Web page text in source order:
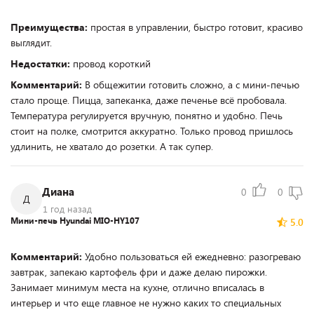
Преимущества: простая в управлении, быстро готовит, красиво
выглядит.
Недостатки: провод короткий
Комментарий: В общежитии готовить сложно, а с мини-печью
стало проще. Пицца, запеканка, даже печенье всё пробовала.
Температура регулируется вручную, понятно и удобно. Печь
стоит на полке, смотрится аккуратно. Только провод пришлось
удлинить, не хватало до розетки. А так супер.
Д
Диана
1 год назад
0 0
5.0
Мини-печь Hyundai MIO-HY107
Комментарий: Удобно пользоваться ей ежедневно: разогреваю
завтрак, запекаю картофель фри и даже делаю пирожки.
Занимает минимум места на кухне, отлично вписалась в
интерьер и что еще главное не нужно каких то специальных